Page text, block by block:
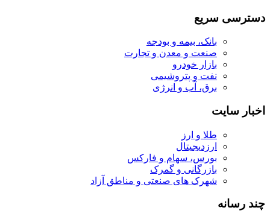
دسترسی سریع
بانک، بیمه و بودجه
صنعت و معدن و تجارت
بازار خودرو
نفت و پتروشیمی
برق، آب و انرژی
اخبار سایت
طلا و ارز
ارزدیجیتال
بورس، سهام و فارکس
بازرگانی و گمرک
شهرک های صنعتی و مناطق آزاد
چند رسانه